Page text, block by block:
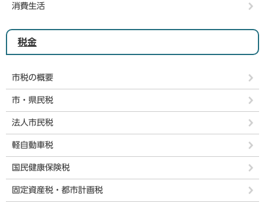
消費生活
税金
市税の概要
市・県民税
法人市民税
軽自動車税
国民健康保険税
固定資産税・都市計画税